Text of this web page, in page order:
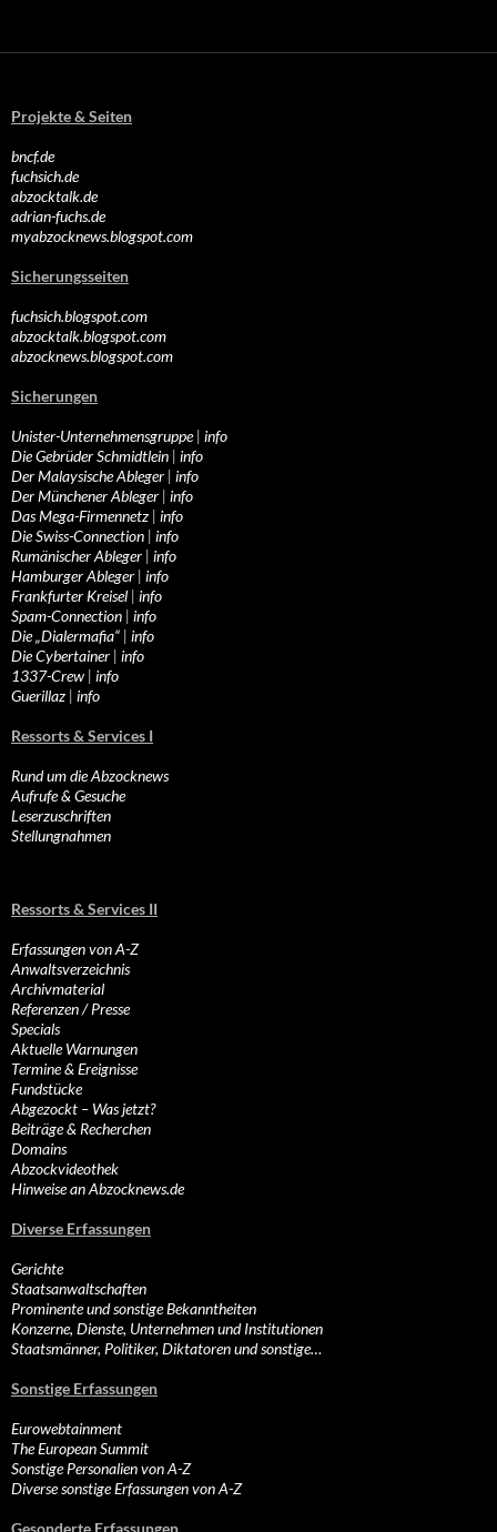
Projekte & Seiten
bncf.de
fuchsich.de
abzocktalk.de
adrian-fuchs.de
myabzocknews.blogspot.com
Sicherungsseiten
fuchsich.blogspot.com
abzocktalk.blogspot.com
abzocknews.blogspot.com
Sicherungen
Unister-Unternehmensgruppe| info
Die Gebrüder Schmidtlein | info
Der Malaysische Ableger | info
Der Münchener Ableger | info
Das Mega-Firmennetz | info
Die Swiss-Connection | info
Rumänischer Ableger | info
Hamburger Ableger | info
Frankfurter Kreisel | info
Spam-Connection | info
Die „Dialermafia“ | info
Die Cybertainer | info
1337-Crew | info
Guerillaz | info
Ressorts & Services I
Rund um die Abzocknews
Aufrufe & Gesuche
Leserzuschriften
Stellungnahmen
Ressorts & Services II
Erfassungen von A-Z
Anwaltsverzeichnis
Archivmaterial
Referenzen / Presse
Specials
Aktuelle Warnungen
Termine & Ereignisse
Fundstücke
Abgezockt – Was jetzt?
Beiträge & Recherchen
Domains
Abzockvideothek
Hinweise an Abzocknews.de
Diverse Erfassungen
Gerichte
Staatsanwaltschaften
Prominente und sonstige Bekanntheiten
Konzerne, Dienste, Unternehmen und Institutionen
Staatsmänner, Politiker, Diktatoren und sonstige…
Sonstige Erfassungen
Eurowebtainment
The European Summit
Sonstige Personalien von A-Z
Diverse sonstige Erfassungen von A-Z